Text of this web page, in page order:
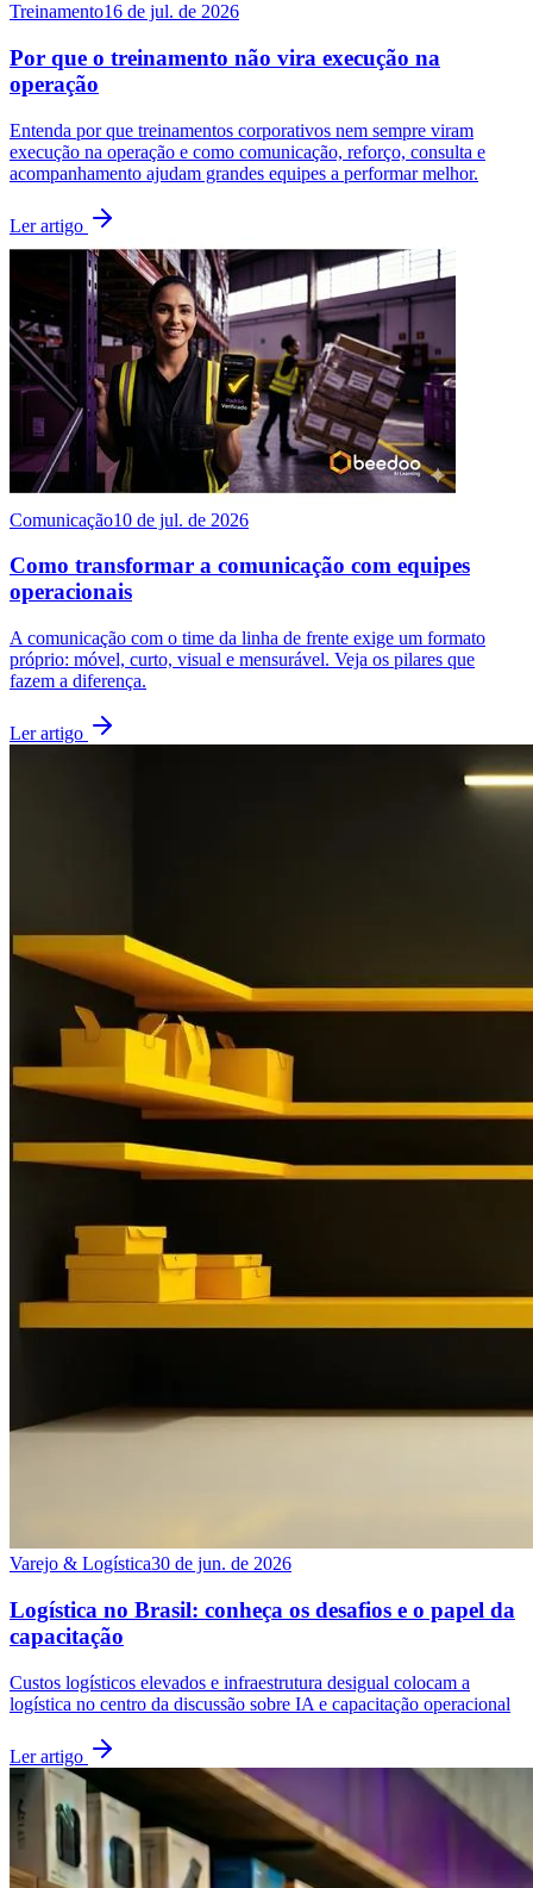
Treinamento16 de jul. de 2026
Por que o treinamento não vira execução na
operação
Entenda por que treinamentos corporativos nem sempre viram
execução na operação e como comunicação, reforço, consulta e
acompanhamento ajudam grandes equipes a performar melhor.
Ler artigo
Comunicação10 de jul. de 2026
Como transformar a comunicação com equipes
operacionais
A comunicação com o time da linha de frente exige um formato
próprio: móvel, curto, visual e mensurável. Veja os pilares que
fazem a diferença.
Ler artigo
Varejo & Logística30 de jun. de 2026
Logística no Brasil: conheça os desafios e o papel da
capacitação
Custos logísticos elevados e infraestrutura desigual colocam a
logística no centro da discussão sobre IA e capacitação operacional
Ler artigo